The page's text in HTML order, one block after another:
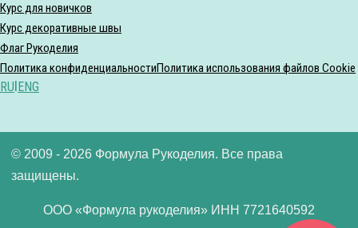
Курс для новичков
Курс декоративные швы
Флаг Рукоделия
Политика конфиденциальностиПолитика использования файлов Cookie
RU ENG
© 2009 - 2026 Формула Рукоделия. Все права
защищены.
ООО «Формула рукоделия» ИНН 7721640592